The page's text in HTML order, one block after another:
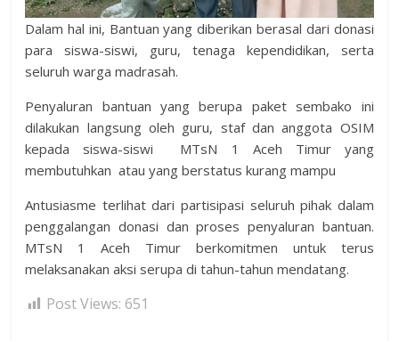
Dalam hal ini, Bantuan yang diberikan berasal dari donasi
para siswa-siswi, guru, tenaga kependidikan, serta
seluruh warga madrasah.
Penyaluran bantuan yang berupa paket sembako ini
dilakukan langsung oleh guru, staf dan anggota OSIM
kepada siswa-siswi MTsN 1 Aceh Timur yang
membutuhkan atau yang berstatus kurang mampu
Antusiasme terlihat dari partisipasi seluruh pihak dalam
penggalangan donasi dan proses penyaluran bantuan.
MTsN 1 Aceh Timur berkomitmen untuk terus
melaksanakan aksi serupa di tahun-tahun mendatang.
Post Views: 651